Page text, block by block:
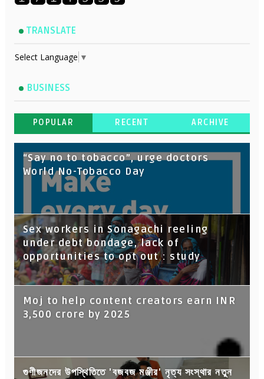
TRANSLATE
Select Language ▼
BUSINESS
POPULAR RECENT ARCHIVE
“Say no to tobacco”, urge doctors
World No-Tobacco Day
Sex workers in Sonagachi reeling
under debt bondage, lack of
opportunities to opt out : study
Moj to help content creators earn INR
3,500 crore by 2025
গুণীজনদের উপস্থিতিতে 'বজবজ মঞ্জীর' নৃত্য সংস্থার নতুন